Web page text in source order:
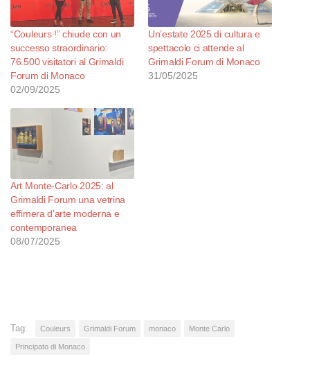
“Couleurs !” chiude con un
successo straordinario:
76.500 visitatori al Grimaldi
Forum di Monaco
02/09/2025
Un’estate 2025 di cultura e
spettacolo ci attende al
Grimaldi Forum di Monaco
31/05/2025
Art Monte‑Carlo 2025: al
Grimaldi Forum una vetrina
effimera d’arte moderna e
contemporanea
08/07/2025
Tag: Couleurs Grimaldi Forum monaco Monte Carlo
Principato di Monaco